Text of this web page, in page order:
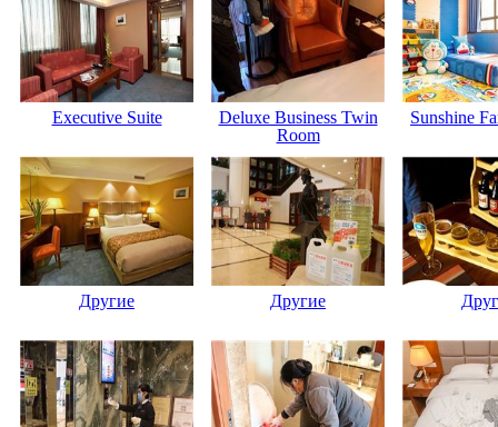
Executive Suite
Deluxe Business Twin
Room
Sunshine
Другие Другие